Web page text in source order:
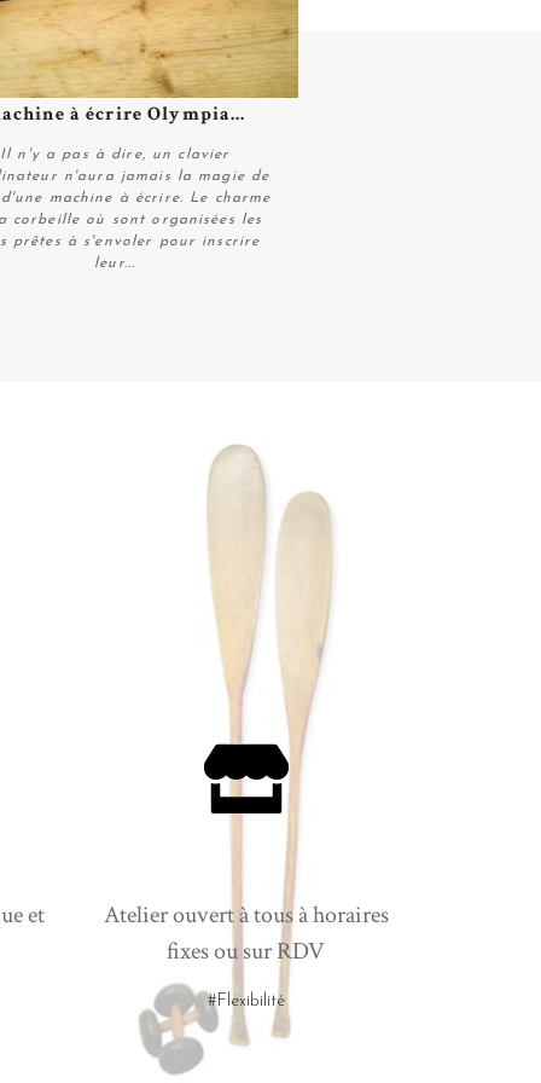
Plus de détails
Plus de détails
à écrire Olympia...
Il n'y a pas à dire, un clavier
n'aura jamais la magie de
machine à écrire. Le charme
corbeille où sont organisées les
prêtes à s'envoler pour inscrire
leur...
et
Atelier ouvert à tous à horaires
fixes ou sur RDV
#Flexibilité